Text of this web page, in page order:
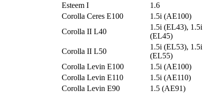
Esteem I
1.6
Corolla Ceres E100
1.5i (AE100)
Corolla II L40
1.5i (EL43), 1.5i
(EL45)
Corolla II L50
1.5i (EL53), 1.5i
(EL55)
Corolla Levin E100
1.5i (AE100)
Corolla Levin E110
1.5i (AE110)
Corolla Levin E90
1.5 (AE91)